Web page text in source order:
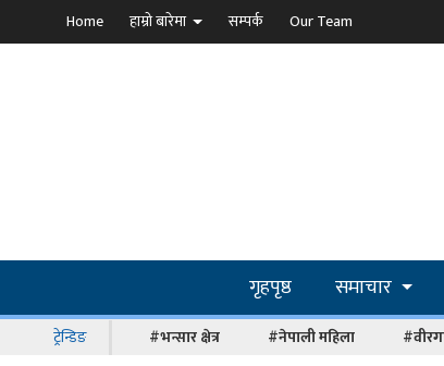
Home हाम्रो बारेमा सम्पर्क Our Team
गृहपृष्ठ समाचार
ट्रेन्डिङ #भन्सार क्षेत्र #नेपाली महिला